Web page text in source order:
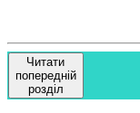
Читати
попередній
розділ